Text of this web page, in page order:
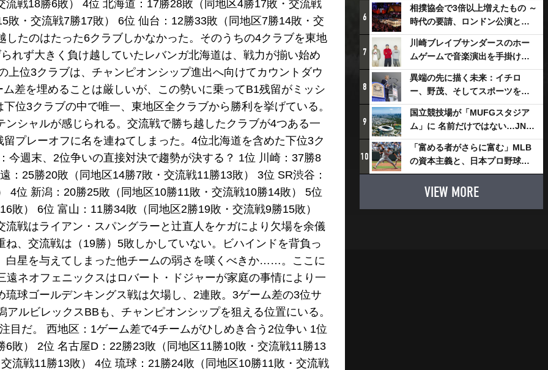
戦18勝6敗） 4位 北海道：17勝28敗（同地区4勝17敗・交流戦
敗・交流戦7勝17敗） 6位 仙台：12勝33敗（同地区7勝14敗・交
たのはたった6クラブしかなかった。そのうちの4クラブを東地
れず大きく負け越していたレバンガ北海道は、戦力が揃い始め
上位3クラブは、チャンピオンシップ進出へ向けてカウントダウ
差を埋めることは厳しいが、この勢いに乗ってB1残留がミッシ
位3クラブの中で唯一、東地区全クラブから勝利を挙げている。
シャルが感じられる。交流戦で勝ち越したクラブが4つある一
プレーオフに名を連ねてしまった。4位北海道を含めた下位3ク
今週末、2位争いの直接対決で趨勢が決する？ 1位 川崎：37勝8
：25勝20敗（同地区14勝7敗・交流戦11勝13敗） 3位 SR渋谷：
4位 新潟：20勝25敗（同地区10勝11敗・交流戦10勝14敗） 5位
敗） 6位 富山：11勝34敗（同地区2勝19敗・交流戦9勝15敗）
戦はライアン・スパングラーと辻直人をケガにより欠場を余儀
、交流戦は（19勝）5敗しかしていない。ビハインドを背負っ
白星を与えてしまった他チームの弱さを嘆くべきか……。ここに
ネオフェニックスはロバート・ドジャーが家庭の事情により一
球ゴールデンキングス戦は欠場し、2連敗。3ゲーム差の3位サ
ルビレックスBBも、チャンピオンシップを狙える位置にいる。
目だ。 西地区：1ゲーム差で4チームがひしめき合う2位争い 1位
敗） 2位 名古屋D：22勝23敗（同地区11勝10敗・交流戦11勝13
流戦11勝13敗） 4位 琉球：21勝24敗（同地区10勝11敗・交流戦
6
相撲協会で3倍以上増えたもの ～
時代の要請、ロンドン公演と古
式大相撲
7
川崎ブレイブサンダースのホー
ムゲームで音楽演出を手掛ける
スチャダラパーが川崎新！アリ
ーナシティ・プロジェクトを語
る 「楽しみでしかないでしょ。
川崎は、ずっと成長曲線だか
ら」
8
異端の先に描く未来：イチロ
ー、野茂、そしてスポーツを支
える科学界の挑戦
9
国立競技場が「MUFGスタジア
ム」に 名前だけではない…JNSE
とMUFGが“共創”し描く地域活
性化・社会価値創造の近未来図
とは
10
「富める者がさらに富む」MLB
の資本主義と、日本プロ野球が
踏み出せない一歩
VIEW MORE